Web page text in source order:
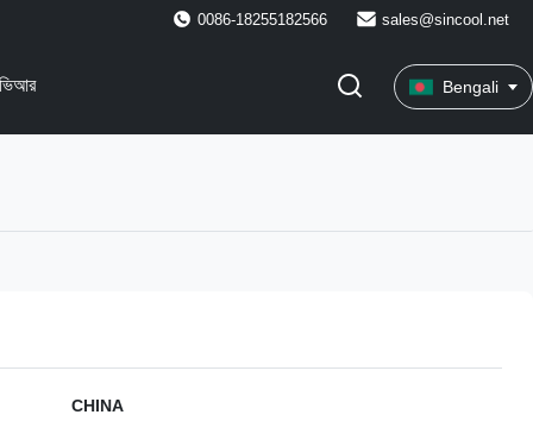
0086-18255182566 sales@sincool.net
ভিআর Bengali
CHINA